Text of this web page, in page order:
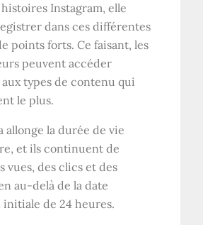
Instagram, elle
dans ces différentes
points forts. Ce faisant, les
peuvent accéder
types de contenu qui
le plus.
allonge la durée de vie
et ils continuent de
vues, des clics et des
au-delà de la date
initiale de 24 heures.